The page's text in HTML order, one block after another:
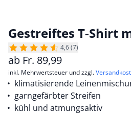
Gestreiftes T-Shirt
4,6 (7)
ab Fr. 89,99
inkl. Mehrwertsteuer und zzgl.
klimatisierende
garngefärbter Streifen
kühl und atmungsaktiv